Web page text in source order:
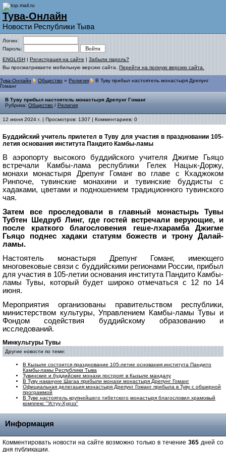
Тува-Онлайн
Новости Республики Тыва
Логин:
Пароль:
ENGLISH | Регистрация на сайте | Забыли пароль?
Вы просматриваете мобильную версию сайта. Перейти на полную версию сайта.
Тува-Онлайн Общество » Религия
В Туву прибыл настоятель монастыря Дрепунг
Гоманг
В Туву прибыл настоятель монастыря Дрепунг Гоманг
Рубрика: Общество / Религия
12 июня 2024 г. | Просмотров: 1307 | Комментариев: 0
Буддийский учитель прилетел в Туву для участия в праздновании 105-
летия основания института Пандито Камбы-ламы
В аэропорту высокого буддийского учителя Джигме Гьяцо
встречали Камбы-лама республики Гелек Нацык-Доржу,
монахи монастыря Дрепунг Гоманг во главе с Кхаджоком
Ринпоче, тувинские монахини и тувинские буддисты с
хадаками, цветами и подношением традиционного тувинского
чая.
Затем все проследовали в главный монастырь Тувы
Тубтен Шедруб Линг, где гостей встречали верующие, и
после краткого благословения геше-лхарамба Джигме
Гьяцо поднес хадаки статуям божеств и трону Далай-
ламы.
Настоятель монастыря Дрепунг Гоманг, имеющего
многовековые связи с буддийскими регионами России, прибыл
для участия в 105-летии основания института Пандито Камбы-
ламы Тувы, который будет широко отмечаться с 12 по 14
июня.
Мероприятия организованы правительством республики,
министерством культуры, Управлением Камбы-ламы Тувы и
Фондом содействия буддийскому образованию и
исследований.
Минкультуры Тувы
Другие новости по теме:
В Кызыле состоится празднование 105-летие основания института Пандито
Камбы-ламы Республики Тыва
Тувинские и буддийские монахи построят в Кызыле мандалу
В Туву накануне Шагаа прибыли монахи монастыря Дрепунг Гоманг
Официальная делегация монастыря Дрепунг Гоманг прибыла в Туву с обширной
программой
В Туве настоятель крупнейшего тибетского монастыря благословил храмовый
комплекс "Устуу-Хурээ"
Информация
Комментировать новости на сайте возможно только в течение 365 дней со
дня публикации.